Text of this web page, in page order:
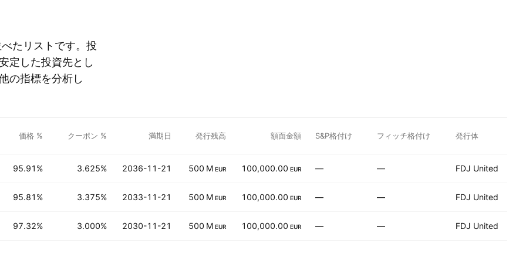
たリストです。投
定した投資先とし
の指標を分析し
価格 % クーポン % 満期日 発行残高 額面金額 S&P格付け フィッチ格付け 発行体
95.91% 3.625% 2036-11-21 500 M EUR 100,000.00 EUR — — FDJ United
95.81% 3.375% 2033-11-21 500 M EUR 100,000.00 EUR — — FDJ United
97.32% 3.000% 2030-11-21 500 M EUR 100,000.00 EUR — — FDJ United